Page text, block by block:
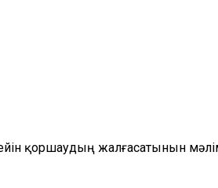
қоршаудың жалғасатынын